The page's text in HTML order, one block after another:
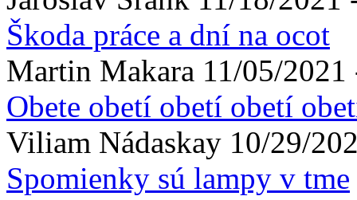
Škoda práce a dní na ocot
Martin Makara 11/05/2021
Obete obetí obetí obetí
Viliam Nádaskay 10/29/
Spomienky sú lampy v tme